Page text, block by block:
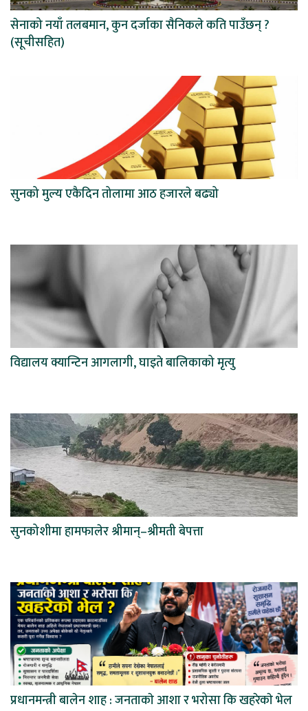
सेनाको नयाँ तलबमान, कुन दर्जाका सैनिकले कति पाउँछन् ?
(सूचीसहित)
सुनको मुल्य एकैदिन तोलामा आठ हजारले बढ्यो
विद्यालय क्यान्टिन आगलागी, घाइते बालिकाको मृत्यु
सुनकोशीमा हामफालेर श्रीमान्–श्रीमती बेपत्ता
प्रधानमन्त्री बालेन शाह : जनताकाे आशा र भरोसा कि खहरेकाे भेल